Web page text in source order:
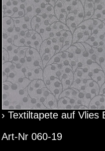
› Textiltapete auf Vlies
Art-Nr 060-19